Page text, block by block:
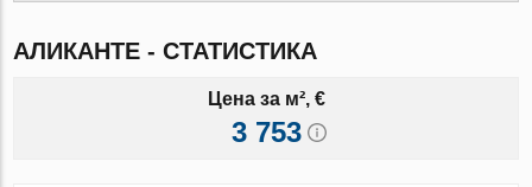
АЛИКАНТЕ - СТАТИСТИКА
Цена за м², €
3 753